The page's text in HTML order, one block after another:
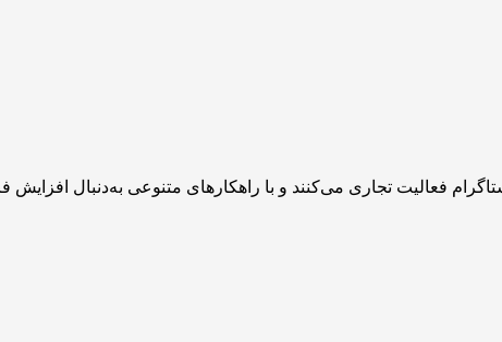
فعالیت تجاری می‌کنند و با راهکارهای متنوعی به‌دنبال